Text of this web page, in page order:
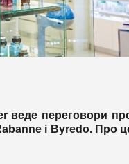
веде переговори
і Byredo. Про